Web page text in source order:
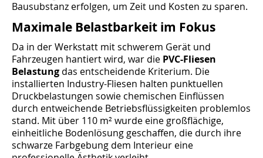
Bausubstanz erfolgen, um Zeit und Kosten zu sparen.
Maximale Belastbarkeit im Fokus
Da in der Werkstatt mit schwerem Gerät und
Fahrzeugen hantiert wird, war die PVC-Fliesen
Belastung das entscheidende Kriterium. Die
installierten Industry-Fliesen halten punktuellen
Druckbelastungen sowie chemischen Einflüssen
durch entweichende Betriebsflüssigkeiten problemlos
stand. Mit über 110 m² wurde eine großflächige,
einheitliche Bodenlösung geschaffen, die durch ihre
schwarze Farbgebung dem Interieur eine